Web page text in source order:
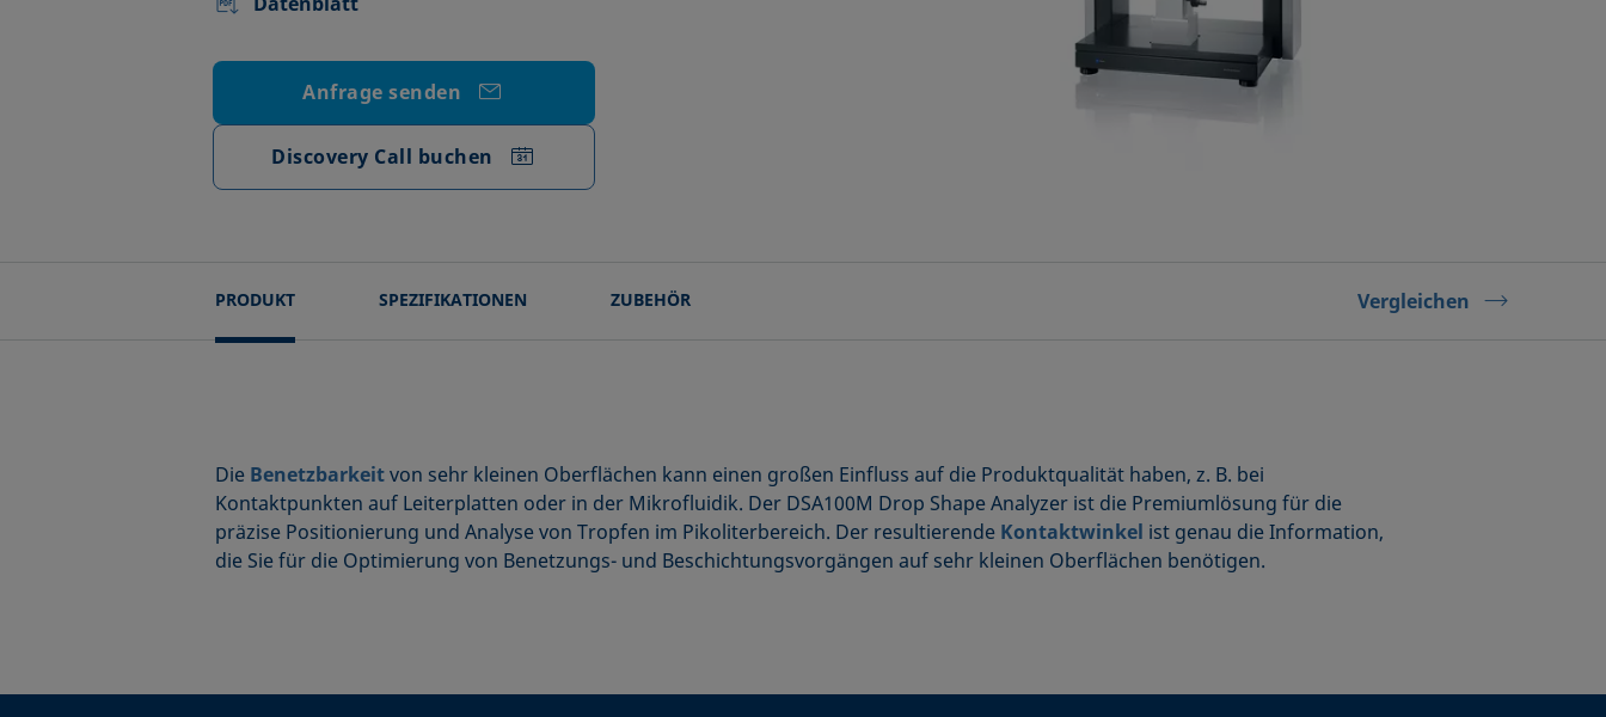
Anfrage senden
Discovery Call buchen
PRODUKT SPEZIFIKATIONEN ZUBEHÖR Vergleichen
Die Benetzbarkeitvon sehr kleinen Oberflächen kann einen großen Einfluss auf die Produktqualität haben, z. B. bei
Kontaktpunkten auf Leiterplatten oder in der Mikrofluidik. Der DSA100M Drop Shape Analyzer ist die Premiumlösung für die
präzise Positionierung und Analyse von Tropfen im Pikoliterbereich. Der resultierende Kontaktwinkel ist genau die Information,
die Sie für die Optimierung von Benetzungs- und Beschichtungsvorgängen auf sehr kleinen Oberflächen benötigen.